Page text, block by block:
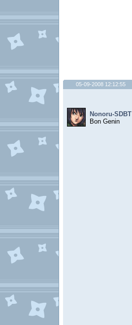
05-09-2008 12:12:55
Nonoru-SDBT
Bon Genin